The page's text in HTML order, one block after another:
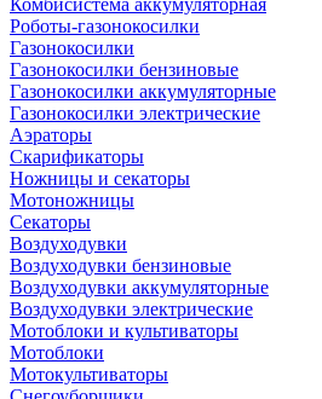
Комбисистема аккумуляторная
Роботы-газонокосилки
Газонокосилки
Газонокосилки бензиновые
Газонокосилки аккумуляторные
Газонокосилки электрические
Аэраторы
Скарификаторы
Ножницы и секаторы
Мотоножницы
Секаторы
Воздуходувки
Воздуходувки бензиновые
Воздуходувки аккумуляторные
Воздуходувки электрические
Мотоблоки и культиваторы
Мотоблоки
Мотокультиваторы